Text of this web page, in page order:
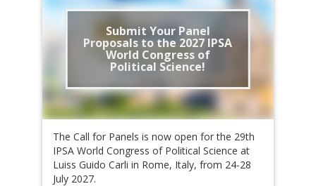
Submit Your Panel
Proposals to the 2027 IPSA
World Congress of
Political Science!
The Call for Panels is now open for the 29th
IPSA World Congress of Political Science at
Luiss Guido Carli in Rome, Italy, from 24-28
July 2027.